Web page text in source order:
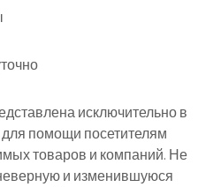
исключительно в
помощи посетителям
товаров и компаний. Не
и изменившуюся